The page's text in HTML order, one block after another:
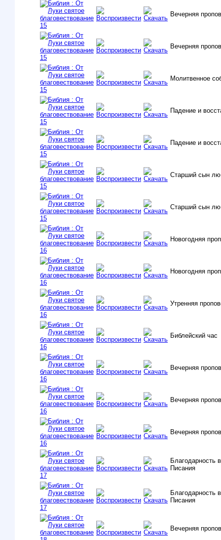
Вечерняя
Вечерняя
Молитвенное
Падение и
Падение и
Старший сын
Старший сын
Новогодняя
Новогодняя
Утренняя
Библейский час
Вечерняя
Вечерняя
Вечерняя
Благодарность
Писания
Благодарность
Писания
Вечерняя